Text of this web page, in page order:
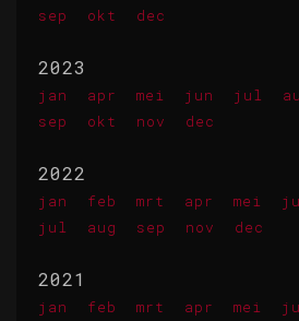
sep
okt dec
2023
jan apr mei jun jul
sep
okt nov dec
2022
jan feb mrt apr mei
jul
aug sep nov dec
2021
jan feb mrt apr mei